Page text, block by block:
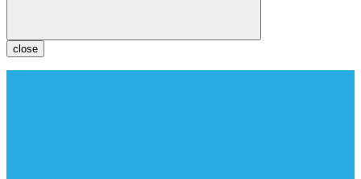
close